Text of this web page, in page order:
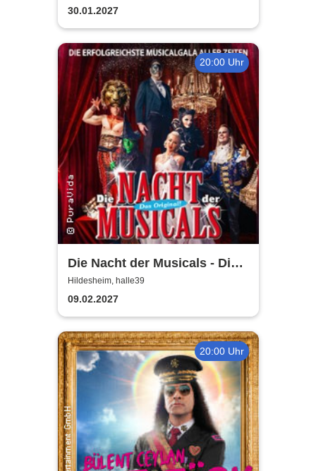
30.01.2027
20:00 Uhr
Die Nacht der Musicals - Die
erfolgreichste Musicalgala
aller Zeiten
Hildesheim, halle39
09.02.2027
20:00 Uhr